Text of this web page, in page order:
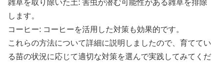
雑草を取り除いた土: 害虫が潜む可能性がある雑草を排除
します。
コーヒー: コーヒーを活用した対策も効果的です。
これらの方法について詳細に説明しましたので、育ててい
る苗の状況に応じて適切な対策を選んで実践してみてくだ